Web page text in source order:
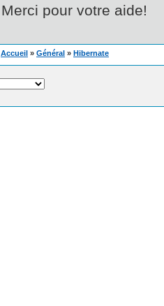
Merci pour votre aide!
Accueil » Général » Hibernate